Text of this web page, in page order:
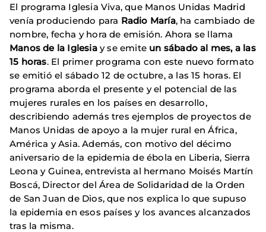
El programa Iglesia Viva, que Manos Unidas Madrid
venía produciendo para Radio María, ha cambiado de
nombre, fecha y hora de emisión. Ahora se llama
Manos de la Iglesiay se emite un sábado al mes, a las
15 horas. El primer programa con este nuevo formato
se emitió el sábado 12 de octubre, a las 15 horas. El
programa aborda el presente y el potencial de las
mujeres rurales en los países en desarrollo,
describiendo además tres ejemplos de proyectos de
Manos Unidas de apoyo a la mujer rural en África,
América y Asia. Además, con motivo del décimo
aniversario de la epidemia de ébola en Liberia, Sierra
Leona y Guinea, entrevista al hermano Moisés Martín
Boscá, Director del Área de Solidaridad de la Orden
de San Juan de Dios, que nos explica lo que supuso
la epidemia en esos países y los avances alcanzados
tras la misma.